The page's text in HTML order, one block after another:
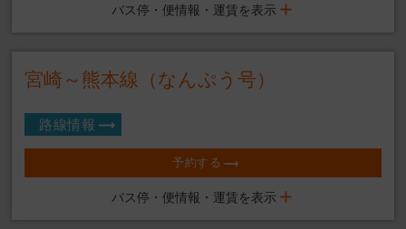
バス停・便情報・運賃を表示
宮崎～熊本線（なんぷう号）
路線情報
予約する
バス停・便情報・運賃を表示